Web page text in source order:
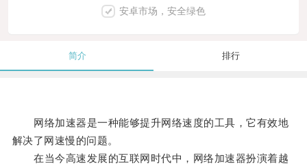
安卓市场，安全绿色
简介 排行
网络加速器是一种能够提升网络速度的工具，它有效地
解决了网速慢的问题。
在当今高速发展的互联网时代中，网络加速器扮演着越